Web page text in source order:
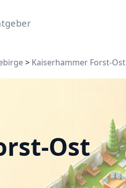
> Kaiserhammer Forst-Ost
Ost